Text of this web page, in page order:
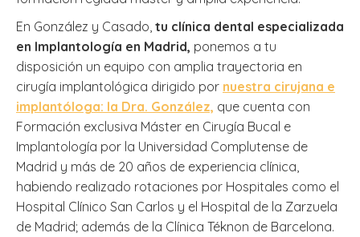
En González y Casado, tu clínica dental especializada
en Implantología en Madrid, ponemos a tu
disposición un equipo con amplia trayectoria en
cirugía implantológica dirigido por nuestra cirujana e
implantóloga: la Dra. González, que cuenta con
Formación exclusiva Máster en Cirugía Bucal e
Implantología por la Universidad Complutense de
Madrid y más de 20 años de experiencia clínica,
habiendo realizado rotaciones por Hospitales como el
Hospital Clínico San Carlos y el Hospital de la Zarzuela
de Madrid; además de la Clínica Téknon de Barcelona.